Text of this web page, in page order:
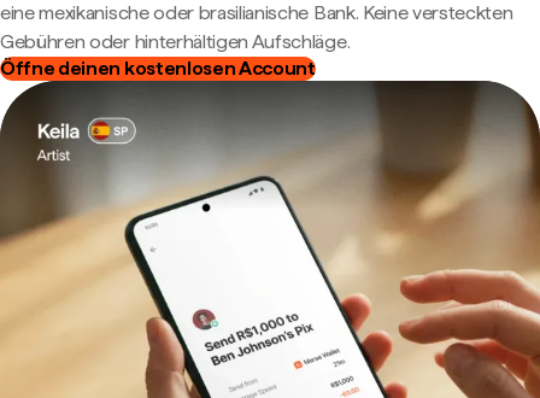
eine mexikanische oder brasilianische Bank. Keine versteckten
Gebühren oder hinterhältigen Aufschläge.
Öffne deinen kostenlosen Account